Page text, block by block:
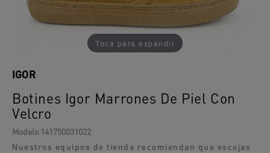
Toca para expandir
Botines Igor Marrones De Piel Con
Velcro
IGOR
Modelo 141750031022
Nuestros equipos de tienda recomiendan que escojas